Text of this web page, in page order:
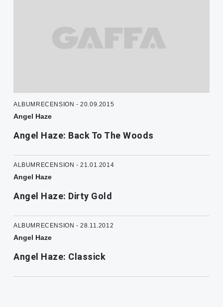
ALBUMRECENSION - 20.09.2015
Angel Haze
Angel Haze: Back To The Woods
ALBUMRECENSION - 21.01.2014
Angel Haze
Angel Haze: Dirty Gold
ALBUMRECENSION - 28.11.2012
Angel Haze
Angel Haze: Classick